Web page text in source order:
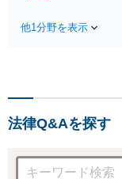
他1分野を表示
法律Q&Aを探す